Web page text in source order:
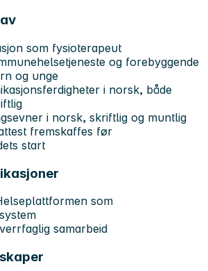
som fysioterapeut
og forebyggende
og unge
i norsk, både
i norsk, skriftlig og muntlig
fremskaffes før
start
som
samarbeid